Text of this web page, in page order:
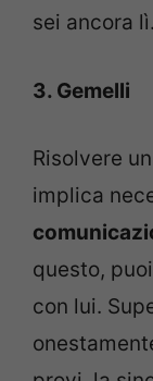
sei ancora lì.
3. Gemelli
Risolvere
implica
questo,
con lui.